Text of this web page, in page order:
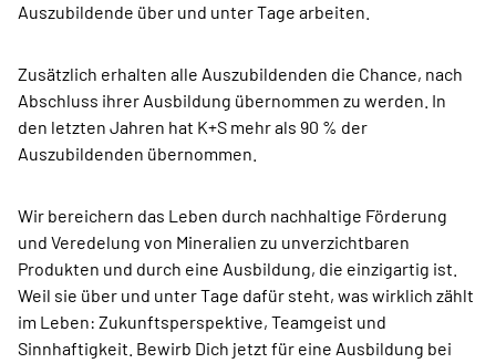
Auszubildende über und unter Tage arbeiten.
Zusätzlich erhalten alle Auszubildenden die Chance, nach
Abschluss ihrer Ausbildung übernommen zu werden. In
den letzten Jahren hat K+S mehr als 90 % der
Auszubildenden übernommen.
Wir bereichern das Leben durch nachhaltige Förderung
und Veredelung von Mineralien zu unverzichtbaren
Produkten und durch eine Ausbildung, die einzigartig ist.
Weil sie über und unter Tage dafür steht, was wirklich zählt
im Leben: Zukunftsperspektive, Teamgeist und
Sinnhaftigkeit. Bewirb Dich jetzt für eine Ausbildung bei